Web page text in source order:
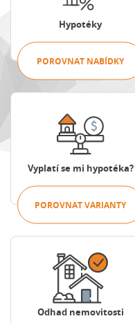
Hypotéky
POROVNAT NABÍDKY
Vyplatí se mi hypotéka?
POROVNAT VARIANTY
Porovnat varianty
Odhad nemovitosti
Zjistit cenu